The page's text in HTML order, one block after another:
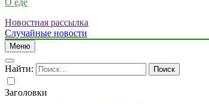
О еде
Новостная рассылка
Случайные новости
Меню
Найти:
Заголовки